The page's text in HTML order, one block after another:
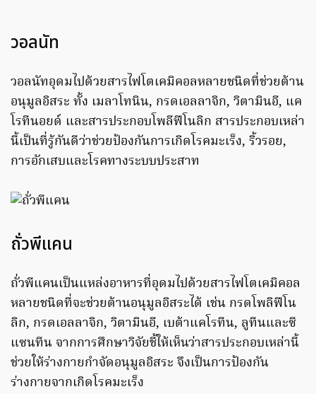
วอลนัท
วอลนัทอุดมไปด้วยสารไฟโตเคมิคอลหลายชนิดที่ช่วยต้าน
อนุมูลอิสระ ทั้ง เมลาโทนิน, กรดเอลลาจิก, วิตามินอี, แค
โรทีนอยด์ และสารประกอบโพลีฟีโนลิก สารประกอบเหล่า
นี้เป็นที่รู้กันดีว่าช่วยป้องกันการเกิดโรคมะเร็ง, ริ้วรอย,
การอักเสบและโรคทางระบบประสาท
ถั่วพีแคน
ถั่วพีแคนเป็นแหล่งอาหารที่อุดมไปด้วยสารไฟโตเคมิคอล
หลายชนิดที่จะช่วยต้านอนุมูลอิสระได้ เช่น กรดโพลิฟีโน
ลิก, กรดเอลลาจิก, วิตามินอี, เบต้าแคโรทีน, ลูทีนและซี
แซนทีน จากการศึกษาวิจัยชี้ให้เห็นว่าสารประกอบเหล่านี้
ช่วยให้ร่างกายกำจัดอนุมูลอิสระ จึงเป็นการป้องกัน
ร่างกายจากเกิดโรคมะเร็ง